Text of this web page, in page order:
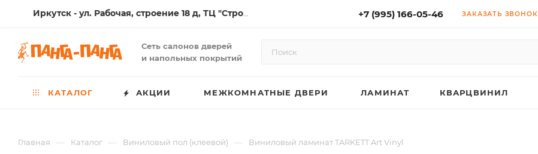
+7 (995) 166-05-46 ЗАКАЗАТЬ ЗВОНОК
Сеть салонов дверей
и напольных покрытий
КАТАЛОГ АКЦИИ МЕЖКОМНАТНЫЕ ДВЕРИ ЛАМИНАТ КВАРЦВИНИЛ
Главная — Каталог — Виниловый пол (клеевой) — Виниловый ламинат TARKETT Art Vinyl